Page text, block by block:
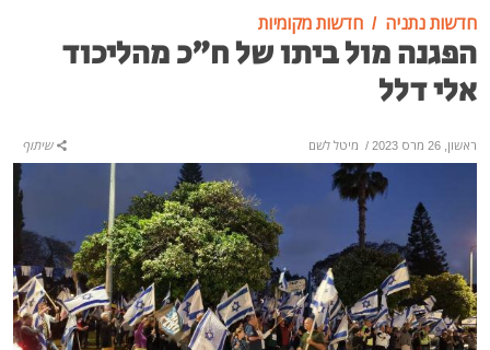
חדשות נתניה חדשות מקומיות
הפגנה מול ביתו של ח"כ מהליכוד
אלי דלל
ראשון, 26 מרס 2023 / מיטל לשם שיתוף